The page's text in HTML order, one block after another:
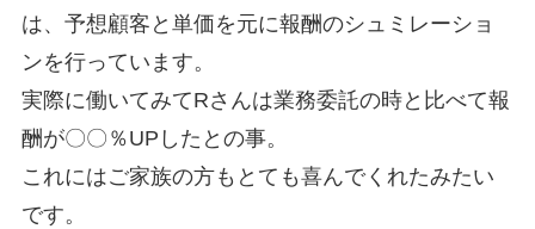
は、予想顧客と単価を元に報酬のシュミレーショ
ンを行っています。
実際に働いてみてRさんは業務委託の時と比べて報
酬が〇〇％UPしたとの事。
これにはご家族の方もとても喜んでくれたみたい
です。